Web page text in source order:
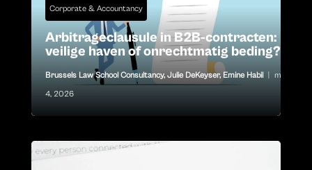
Corporate & Accountancy
Arbitrageclausule in B2B-contracten:
veilige haven of onrechtmatig beding?
Brussels Law School Consultancy, Julie DeKeyser, Emine Habil mrt
4, 2026